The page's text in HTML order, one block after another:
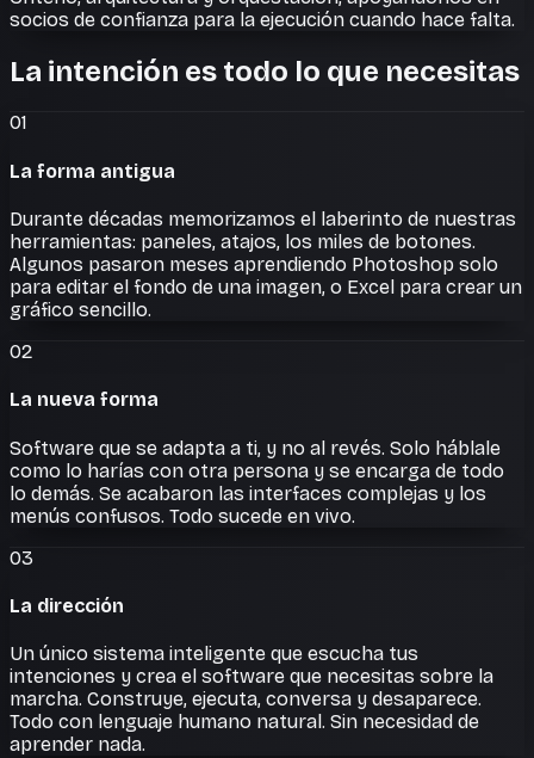
socios de confianza para la ejecución cuando hace falta.
La intención es todo lo que necesitas
01
La forma antigua
Durante décadas memorizamos el laberinto de nuestras
herramientas: paneles, atajos, los miles de botones.
Algunos pasaron meses aprendiendo Photoshop solo
para editar el fondo de una imagen, o Excel para crear un
gráfico sencillo.
02
La nueva forma
Software que se adapta a ti, y no al revés. Solo háblale
como lo harías con otra persona y se encarga de todo
lo demás. Se acabaron las interfaces complejas y los
menús confusos. Todo sucede en vivo.
03
La dirección
Un único sistema inteligente que escucha tus
intenciones y crea el software que necesitas sobre la
marcha. Construye, ejecuta, conversa y desaparece.
Todo con lenguaje humano natural. Sin necesidad de
aprender nada.